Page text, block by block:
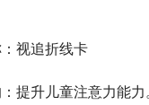
视追折线卡
提升儿童注意力能力